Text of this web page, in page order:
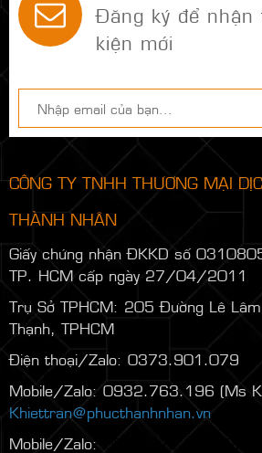
Đăng ký để
kiện mới
CÔNG TY TNHH THƯƠNG MẠI
THÀNH NHÂN
Giấy chứng nhận ĐKKD số
TP. HCM cấp ngày 27/04/2011
Trụ Sở TPHCM: 205 Đường Lê
Thạnh, TPHCM
Điện thoại/Zalo: 0373.901.079
Mobile/Zalo: 0932.763.196 (Ms
Khiettran@phucthanhnhan.vn
Mobile/Zalo:
0986.272.500